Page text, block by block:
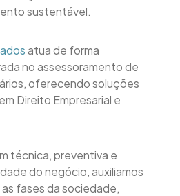
sustentável.
atua de forma
no assessoramento de
oferecendo soluções
Direito Empresarial e
técnica, preventiva e
do negócio, auxiliamos
fases da sociedade,